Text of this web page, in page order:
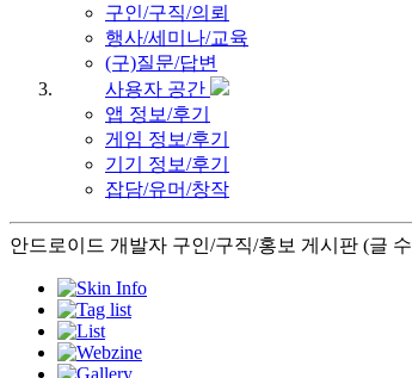
구인/구직/의뢰
행사/세미나/교육
(구)질문/답변
사용자 공간
앱 정보/후기
게임 정보/후기
기기 정보/후기
잡담/유머/창작
안드로이드 개발자 구인/구직/홍보 게시판 (글 수